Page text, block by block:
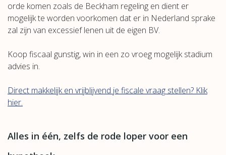
orde komen zoals de Beckham regeling en dient er
mogelijk te worden voorkomen dat er in Nederland sprake
zal zijn van excessief lenen uit de eigen BV.
Koop fiscaal gunstig, win in een zo vroeg mogelijk stadium
advies in.
Direct makkelijk en vrijblijvend je fiscale vraag stellen? Klik
hier.
Alles in één, zelfs de rode loper voor een